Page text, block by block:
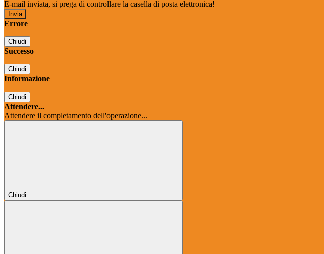
E-mail inviata, si prega di controllare la casella di posta elettronica!
Errore
Chiudi
Successo
Chiudi
Informazione
Chiudi
Attendere...
Attendere il completamento dell'operazione...
Chiudi